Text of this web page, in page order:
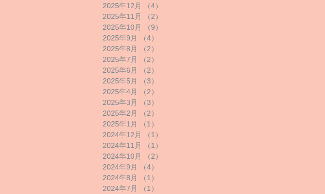
2025年12月
（4）
2025年11月
（2）
2025年10月
（9）
2025年9月
（4）
2025年8月
（2）
2025年7月
（2）
2025年6月
（2）
2025年5月
（3）
2025年4月
（2）
2025年3月
（3）
2025年2月
（2）
2025年1月
（1）
2024年12月
（1）
2024年11月
（1）
2024年10月
（2）
2024年9月
（4）
2024年8月
（1）
2024年7月
（1）